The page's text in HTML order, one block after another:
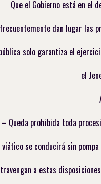
Que el Gobierno está en el
frecuentemente dan lugar las
solo garantiza el
el
– Queda prohibida toda
viático se conducirá sin
a estas